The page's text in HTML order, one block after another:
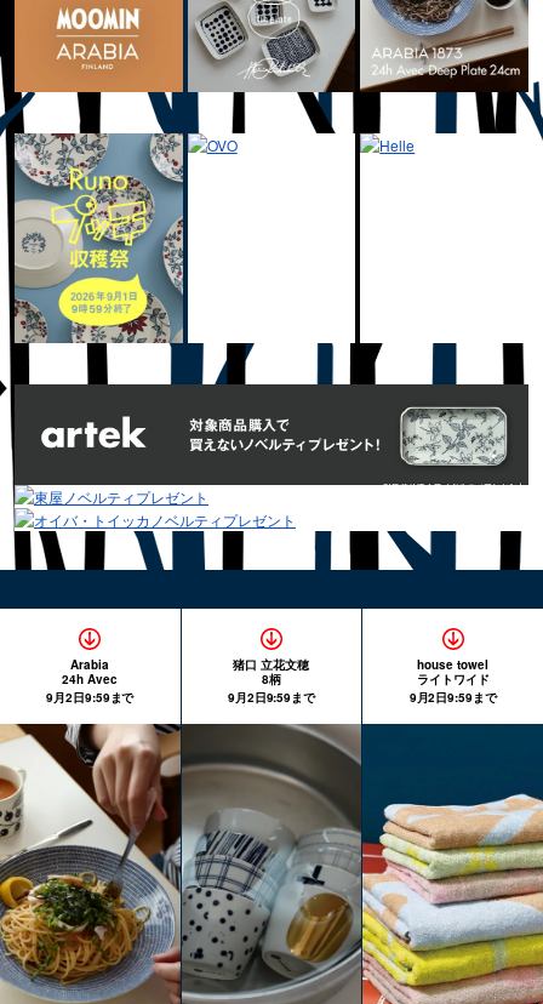
Arabia
24h Avec
9月2日9:59まで
猪口 立花文穂
8柄
9月2日9:59まで
house towel
ライトワイド
9月2日9:59まで